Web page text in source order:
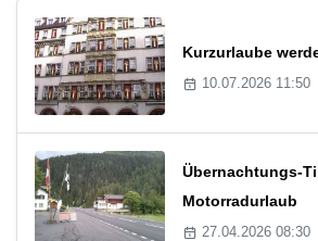
Kurzurlaube
10.07.2026 11:50
Übernachtungs-
Motorradurlaub
27.04.2026 08:30